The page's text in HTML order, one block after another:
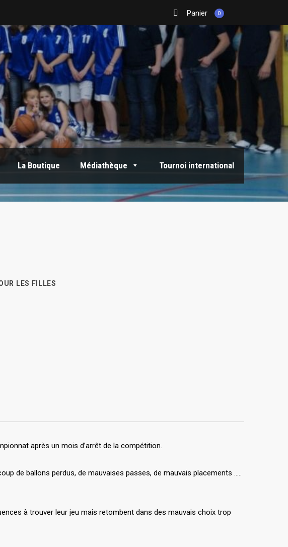
Panier 0
La Boutique Médiathèque Tournoi international
LES FILLES
après un mois d’arrêt de la compétition.
de ballons perdus, de mauvaises passes, de mauvais placements …..
à trouver leur jeu mais retombent dans des mauvais choix trop